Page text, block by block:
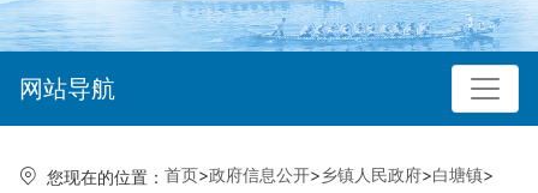
网站导航
您现在的位置： 首页>政府信息公开>乡镇人民政府>白塘镇>